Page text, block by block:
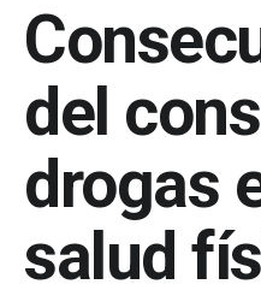
del
drogas
salud